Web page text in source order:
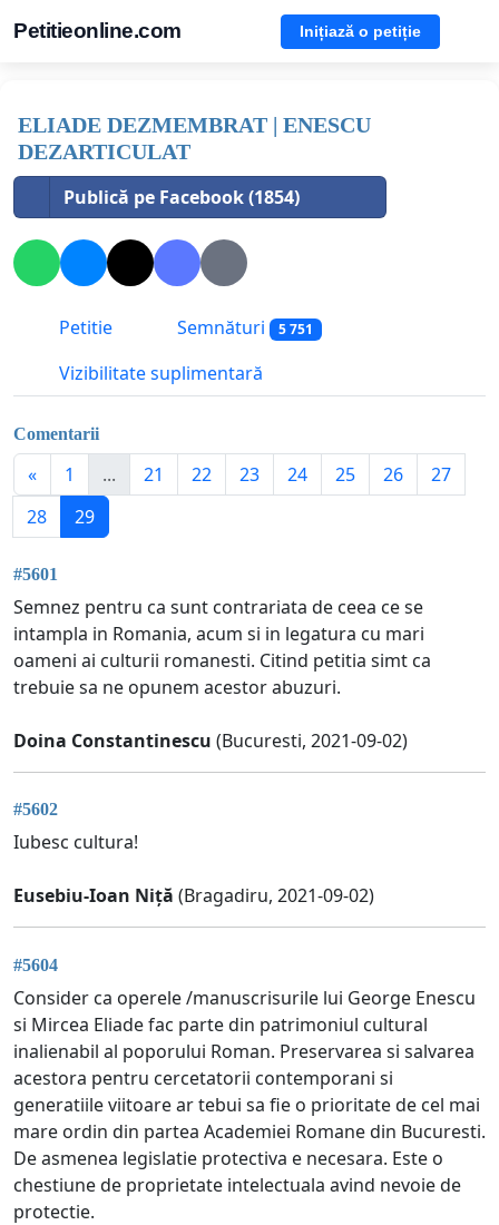
Petitieonline.com Inițiază o petiție
ELIADE DEZMEMBRAT | ENESCU
DEZARTICULAT
Publică pe Facebook (1854)
Petitie Semnături 5 751
Vizibilitate suplimentară
Comentarii
« 1 ... 21 22 23 24 25 26
27
28
29
#5601
Semnez pentru ca sunt contrariata de ceea ce se
intampla in Romania, acum si in legatura cu mari
oameni ai culturii romanesti. Citind petitia simt ca
trebuie sa ne opunem acestor abuzuri.
Doina Constantinescu (Bucuresti, 2021-09-02)
#5602
Iubesc cultura!
Eusebiu-Ioan Niță (Bragadiru, 2021-09-02)
#5604
Consider ca operele /manuscrisurile lui George Enescu
si Mircea Eliade fac parte din patrimoniul cultural
inalienabil al poporului Roman. Preservarea si salvarea
acestora pentru cercetatorii contemporani si
generatiile viitoare ar tebui sa fie o prioritate de cel mai
mare ordin din partea Academiei Romane din Bucuresti.
De asmenea legislatie protectiva e necesara. Este o
chestiune de proprietate intelectuala avind nevoie de
protectie.